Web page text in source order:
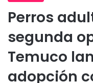
Perros
segunda
Temuco
adopción